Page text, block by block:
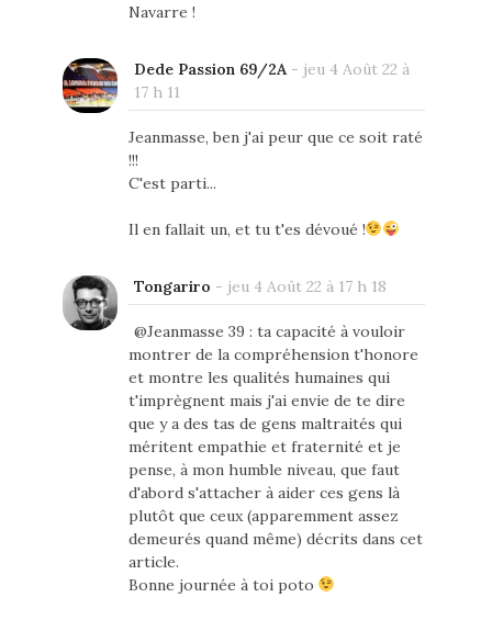
Navarre !
Dede Passion 69/2A- jeu 4 Août 22 à
17 h 11
Jeanmasse, ben j'ai peur que ce soit raté
!!!
C'est parti...
Il en fallait un, et tu t'es dévoué !
Tongariro - jeu 4 Août 22 à 17 h 18
@Jeanmasse 39 : ta capacité à vouloir
montrer de la compréhension t'honore
et montre les qualités humaines qui
t'imprègnent mais j'ai envie de te dire
que y a des tas de gens maltraités qui
méritent empathie et fraternité et je
pense, à mon humble niveau, que faut
d'abord s'attacher à aider ces gens là
plutôt que ceux (apparemment assez
demeurés quand même) décrits dans cet
article.
Bonne journée à toi poto